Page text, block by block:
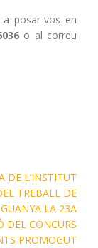
posar-vos en
o al correu
DE L’INSTITUT
TREBALL DE
LA 23A
DEL CONCURS
PROMOGUT